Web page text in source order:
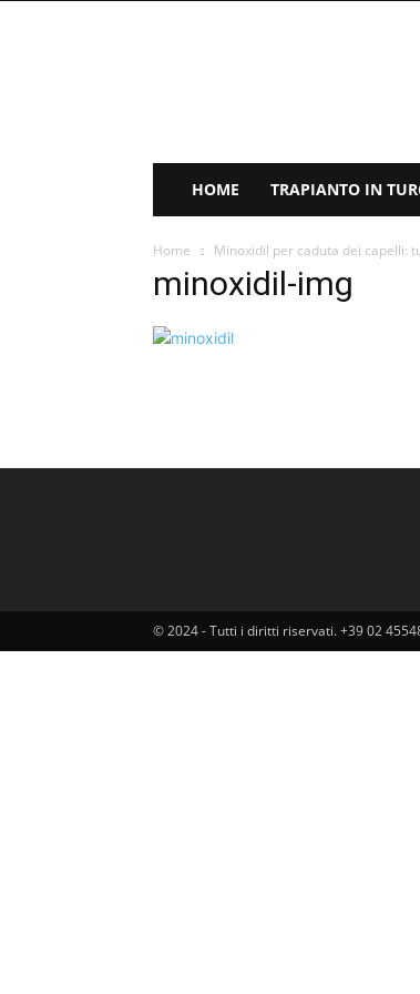
HOME TRAPIANTO IN
Home Minoxidil per caduta dei capelli:
minoxidil-img
© 2024 - Tutti i diritti riservati. +39 02